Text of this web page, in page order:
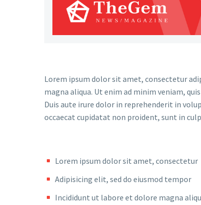
Lorem ipsum dolor sit amet, consectetur
magna aliqua. Ut enim ad minim veniam,
Duis aute irure dolor in reprehenderit in
occaecat cupidatat non proident, sunt in
Lorem ipsum dolor sit amet, consectetur
Adipisicing elit, sed do eiusmod tempor
Incididunt ut labore et dolore magna